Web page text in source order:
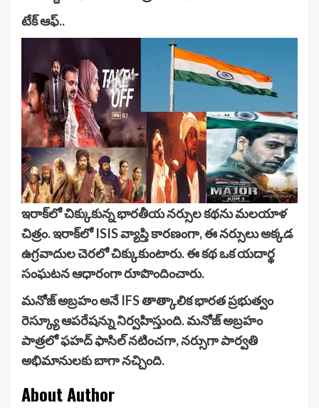
టేక్ ఆఫ్..
ఇరాక్‌లో చిక్కుకున్న భారతీయ నర్సుల కథను మలయాళ
చిత్రం. ఇరాక్‌లో ISIS వ్యాప్తి కారణంగా, ఈ నర్సులు అక్కడ
ఉగ్రవాదుల చెరలో చిక్కుకుంటారు. ఈ కథ ఒక యదార్థ
సంఘటన ఆధారంగా రూపొందించారు.
మనోజ్ అబ్రహం అనే IFS తాత్కాలిక భారత ప్రభుత్వం
రెస్క్యూ ఆపరేషన్ను నిర్వహిస్తుంది. మనోజ్ అబ్రహం
పాత్రలో ఫహద్ ఫాసిల్ నటించగా, నర్సుగా పార్వతి
అభిమానులకు బాగా నచ్చింది.
About Author